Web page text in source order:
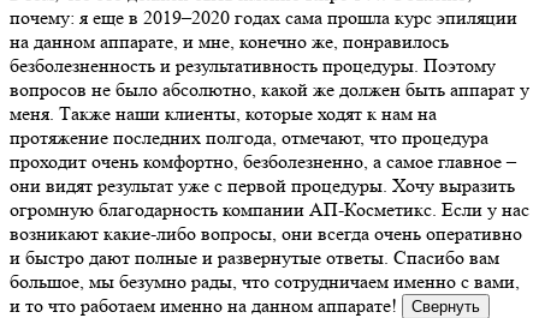
почему: я еще в 2019–2020 годах сама прошла курс эпиляции
на данном аппарате, и мне, конечно же, понравилось
безболезненность и результативность процедуры. Поэтому
вопросов не было абсолютно, какой же должен быть аппарат у
меня. Также наши клиенты, которые ходят к нам на
протяжение последних полгода, отмечают, что процедура
проходит очень комфортно, безболезненно, а самое главное –
они видят результат уже с первой процедуры. Хочу выразить
огромную благодарность компании АП-Косметикс. Если у нас
возникают какие-либо вопросы, они всегда очень оперативно
и быстро дают полные и развернутые ответы. Спасибо вам
большое, мы безумно рады, что сотрудничаем именно с вами,
и то что работаем именно на данном аппарате!
Свернуть